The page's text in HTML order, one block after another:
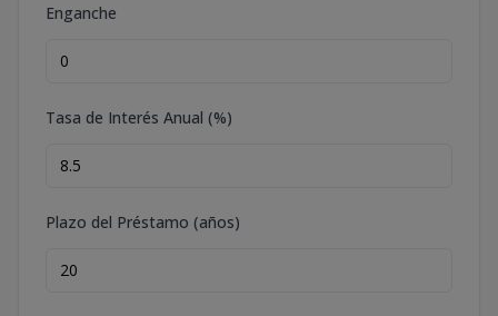
Enganche
Tasa de Interés Anual (%)
Plazo del Préstamo (años)